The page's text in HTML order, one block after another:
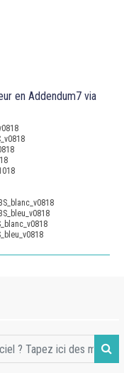
en Addendum7 via